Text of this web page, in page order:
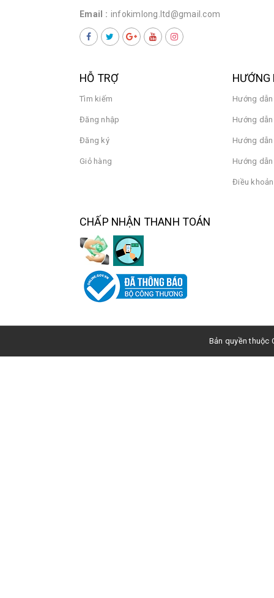
Email : infokimlong.ltd@gmail.com
HỖ TRỢ
Tìm kiếm
Đăng nhập
Đăng ký
Giỏ hàng
HƯỚNG
Hướng
Hướng
Hướng
Hướng
Điều
CHẤP NHẬN THANH TOÁN
Bản quyền thuộc